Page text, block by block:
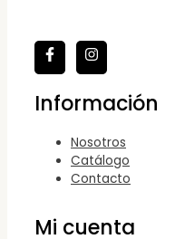
Información
Nosotros
Catálogo
Contacto
Mi cuenta